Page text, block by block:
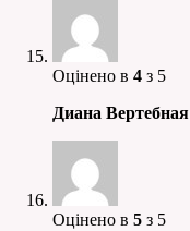
Оцінено в 4 з 5
Диана Вертебная
Оцінено в 5 з 5